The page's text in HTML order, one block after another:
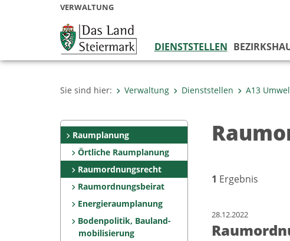
VERWALTUNG
DIENSTSTELLEN
Sie sind hier: Verwaltung Dienststellen A13
Raumplanung
Örtliche Raumplanung
Raumordnungsrecht
Raumordnungsbeirat
Energieraumplanung
Bodenpolitik, Bauland-
mobilisierung
1 Ergebnis
28.12.2022